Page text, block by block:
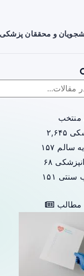
و محققان پزشکی
منتخب
۲,۶۴۵
سالم ۱۵۷
۶۸
سنتی ۱۵۱
مطالب